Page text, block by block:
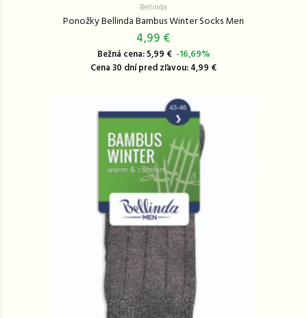
Bellinda
Ponožky Bellinda Bambus Winter Socks Men
4,99 €
Bežná cena: 5,99 € -16,69%
Cena 30 dní pred zľavou: 4,99 €